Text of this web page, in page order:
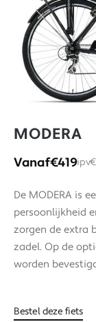
MODERA
Vanaf€419ipv
De MODERA is
persoonlijkheid
zorgen de extra
zadel. Op de
worden
Bestel deze fiets